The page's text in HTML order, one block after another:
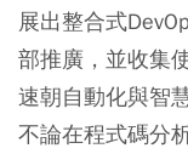
展出整合式
部推廣，並收集
速朝自動化與智
不論在程式碼分